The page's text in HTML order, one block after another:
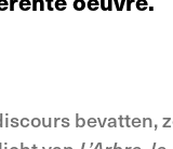
bevatten,